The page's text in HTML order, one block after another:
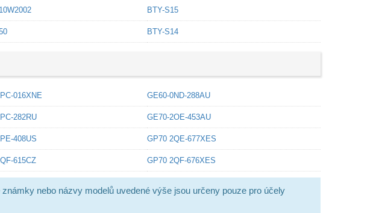
BTY-S15
BTY-S14
016XNE GE60-0ND-288AU
282RU GE70-2OE-453AU
408US GP70 2QE-677XES
615CZ GP70 2QF-676XES
nebo názvy modelů uvedené výše jsou určeny pouze pro účely